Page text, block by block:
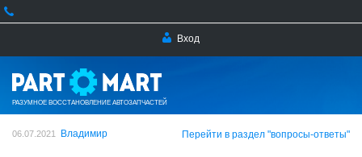
Вход
РАЗУМНОЕ ВОССТАНОВЛЕНИЕ АВТОЗАПЧАСТЕЙ
06.07.2021 Владимир Перейти в раздел "вопросы-ответы"